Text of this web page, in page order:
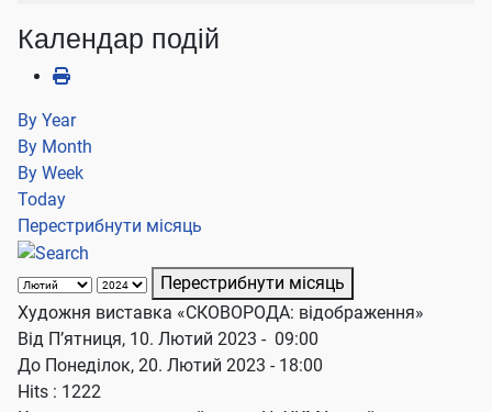
Календар подій
By Year
By Month
By Week
Today
Перестрибнути місяць
Перестрибнути місяць
Художня виставка «СКОВОРОДА: відображення»
Від П’ятниця, 10. Лютий 2023 - 09:00
До Понеділок, 20. Лютий 2023 - 18:00
Hits : 1222